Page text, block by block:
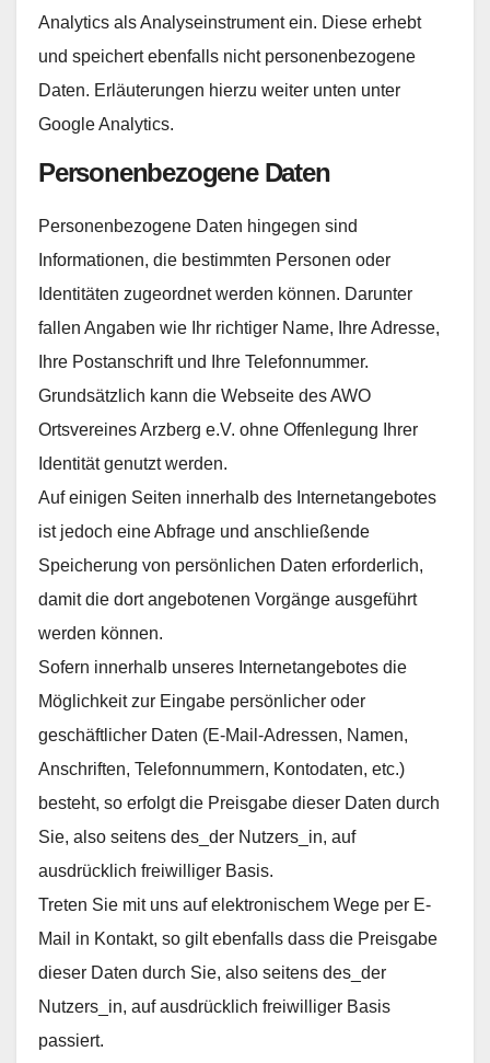
Analytics als Analyseinstrument ein. Diese erhebt
und speichert ebenfalls nicht personenbezogene
Daten. Erläuterungen hierzu weiter unten unter
Google Analytics.
Personenbezogene Daten
Personenbezogene Daten hingegen sind
Informationen, die bestimmten Personen oder
Identitäten zugeordnet werden können. Darunter
fallen Angaben wie Ihr richtiger Name, Ihre Adresse,
Ihre Postanschrift und Ihre Telefonnummer.
Grundsätzlich kann die Webseite des AWO
Ortsvereines Arzberg e.V. ohne Offenlegung Ihrer
Identität genutzt werden.
Auf einigen Seiten innerhalb des Internetangebotes
ist jedoch eine Abfrage und anschließende
Speicherung von persönlichen Daten erforderlich,
damit die dort angebotenen Vorgänge ausgeführt
werden können.
Sofern innerhalb unseres Internetangebotes die
Möglichkeit zur Eingabe persönlicher oder
geschäftlicher Daten (E-Mail-Adressen, Namen,
Anschriften, Telefonnummern, Kontodaten, etc.)
besteht, so erfolgt die Preisgabe dieser Daten durch
Sie, also seitens des_der Nutzers_in, auf
ausdrücklich freiwilliger Basis.
Treten Sie mit uns auf elektronischem Wege per E-
Mail in Kontakt, so gilt ebenfalls dass die Preisgabe
dieser Daten durch Sie, also seitens des_der
Nutzers_in, auf ausdrücklich freiwilliger Basis
passiert.